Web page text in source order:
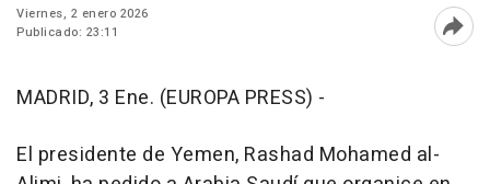
Viernes, 2 enero 2026
Publicado: 23:11
MADRID, 3 Ene. (EUROPA PRESS) -
El presidente de Yemen, Rashad Mohamed al-